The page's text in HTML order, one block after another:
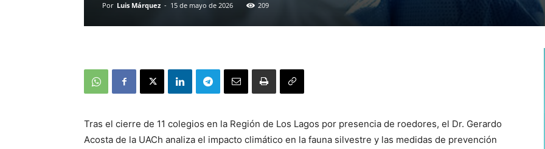
Por Luis Márquez - 15 de mayo de 2026 209
Tras el cierre de 11 colegios en la Región de Los Lagos por presencia de roedores, el Dr. Gerardo
Acosta de la UACh analiza el impacto climático en la fauna silvestre y las medidas de prevención